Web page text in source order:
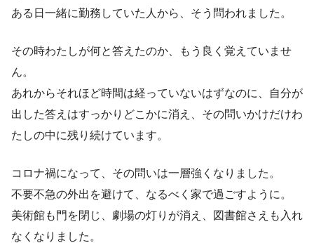
ある日一緒に勤務していた人から、そう問われました。
その時わたしが何と答えたのか、もう良く覚えていませ
ん。
あれからそれほど時間は経っていないはずなのに、自分が
出した答えはすっかりどこかに消え、その問いかけだけわ
たしの中に残り続けています。
コロナ禍になって、その問いは一層強くなりました。
不要不急の外出を避けて、なるべく家で過ごすように。
美術館も門を閉じ、劇場の灯りが消え、図書館さえも入れ
なくなりました。